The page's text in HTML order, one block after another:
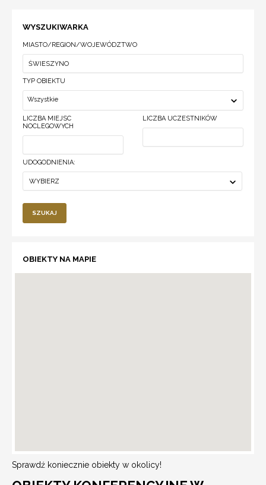
WYSZUKIWARKA
MIASTO/REGION/WOJEWÓDZTWO
TYP OBIEKTU
Wszystkie
LICZBA MIEJSC
NOCLEGOWYCH
LICZBA UCZESTNIKÓW
UDOGODNIENIA:
WYBIERZ
SZUKAJ
OBIEKTY NA MAPIE
Sprawdź koniecznie obiekty w okolicy!